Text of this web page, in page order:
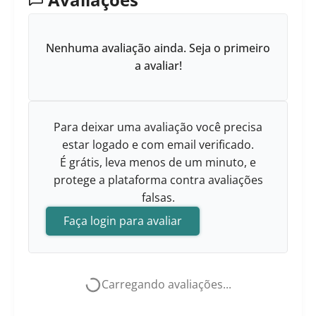
Nenhuma avaliação ainda. Seja o primeiro
a avaliar!
Para deixar uma avaliação você precisa
estar logado e com email verificado.
É grátis, leva menos de um minuto, e
protege a plataforma contra avaliações
falsas.
Faça login para avaliar
Carregando avaliações...